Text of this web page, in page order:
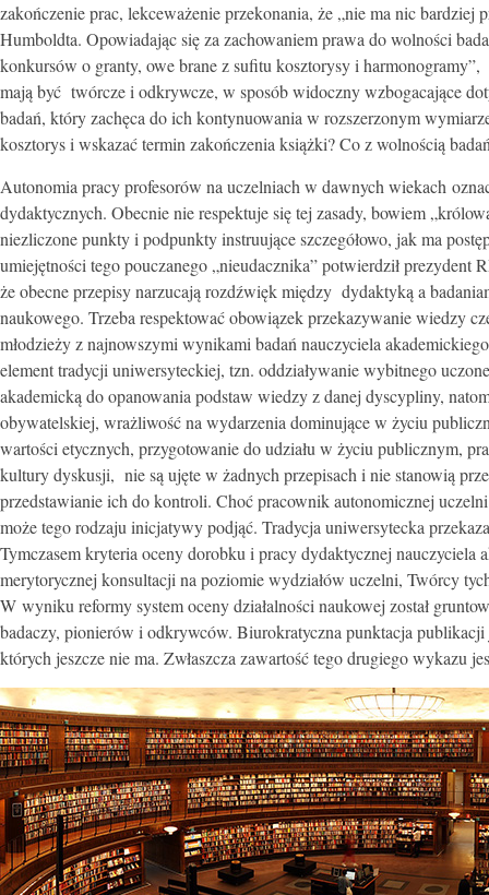
zakończenie prac, lekceważenie przekonania, że „nie ma nic
Humboldta. Opowiadając się za zachowaniem prawa do wolności
konkursów o granty, owe brane z sufitu kosztorysy i
mają być twórcze i odkrywcze, w sposób widoczny wzbogacające
badań, który zachęca do ich kontynuowania w rozszerzonym
kosztorys i wskazać termin zakończenia książki? Co z wolnością
Autonomia pracy profesorów na uczelniach w dawnych wiekach
dydaktycznych. Obecnie nie respektuje się tej zasady, bowiem
niezliczone punkty i podpunkty instruujące szczegółowo, jak ma
umiejętności tego pouczanego „nieudacznika” potwierdził
że obecne przepisy narzucają rozdźwięk między dydaktyką a
naukowego. Trzeba respektować obowiązek przekazywanie wiedzy
młodzieży z najnowszymi wynikami badań nauczyciela
element tradycji uniwersyteckiej, tzn. oddziaływanie wybitnego
akademicką do opanowania podstaw wiedzy z danej dyscypliny,
obywatelskiej, wrażliwość na wydarzenia dominujące w życiu
wartości etycznych, przygotowanie do udziału w życiu publicznym,
kultury dyskusji, nie są ujęte w żadnych przepisach i nie stanowią
przedstawianie ich do kontroli. Choć pracownik autonomicznej
może tego rodzaju inicjatywy podjąć. Tradycja uniwersytecka
Tymczasem kryteria oceny dorobku i pracy dydaktycznej nauczyciela
merytorycznej konsultacji na poziomie wydziałów uczelni, Twórcy
W wyniku reformy system oceny działalności naukowej został
badaczy, pionierów i odkrywców. Biurokratyczna punktacja
których jeszcze nie ma. Zwłaszcza zawartość tego drugiego wykazu